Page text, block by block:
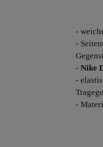
-
-
- Nike
-
-